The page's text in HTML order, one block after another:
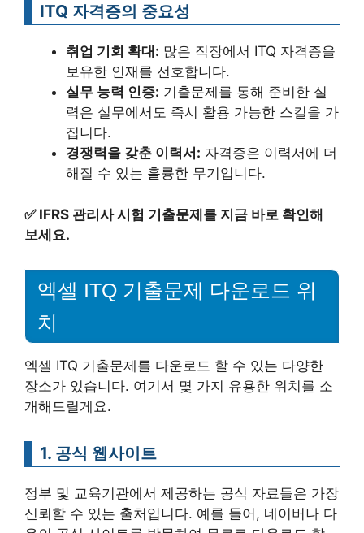
ITQ 자격증의 중요성
취업 기회 확대: 많은 직장에서 ITQ 자격증을
보유한 인재를 선호합니다.
실무 능력 인증: 기출문제를 통해 준비한 실
력은 실무에서도 즉시 활용 가능한 스킬을 가
집니다.
경쟁력을 갖춘 이력서: 자격증은 이력서에 더
해질 수 있는 훌륭한 무기입니다.
✅ IFRS 관리사 시험 기출문제를 지금 바로 확인해
보세요.
엑셀 ITQ 기출문제 다운로드 위
치
엑셀 ITQ 기출문제를 다운로드 할 수 있는 다양한
장소가 있습니다. 여기서 몇 가지 유용한 위치를 소
개해드릴게요.
1. 공식 웹사이트
정부 및 교육기관에서 제공하는 공식 자료들은 가장
신뢰할 수 있는 출처입니다. 예를 들어, 네이버나 다